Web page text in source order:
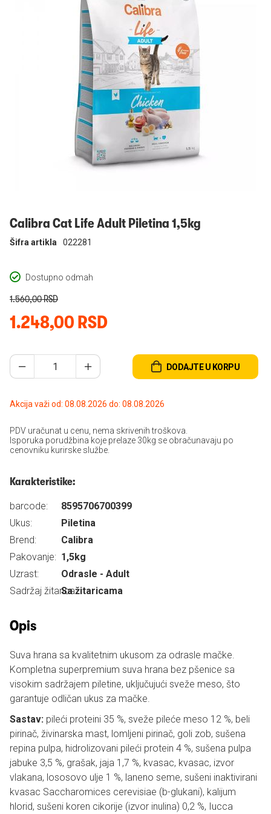
Calibra Cat Life Adult Piletina 1,5kg
Dostupno odmah
Šifra artikla 022281
1.248,00 RSD
1.560,00 RSD
DODAJTE U KORPU
Akcija važi od: 08.08.2026 do: 08.08.2026
PDV uračunat u cenu, nema skrivenih troškova.
Isporuka porudžbina koje prelaze 30kg se obračunavaju po
cenovniku kurirske službe.
Karakteristike:
barcode:
8595706700399
Ukus:
Piletina
Brend:
Calibra
Pakovanje: 1,5kg
Uzrast:
Odrasle - Adult
Sadržaj žitarica:Sa žitaricama
Opis
Suva hrana sa kvalitetnim ukusom za odrasle mačke.
Kompletna superpremium suva hrana bez pšenice sa
visokim sadržajem piletine, uključujući sveže meso, što
garantuje odličan ukus za mačke.
Sastav: pileći proteini 35 %, sveže pileće meso 12 %, beli
pirinač, živinarska mast, lomljeni pirinač, goli zob, sušena
repina pulpa, hidrolizovani pileći protein 4 %, sušena pulpa
jabuke 3,5 %, grašak, jaja 1,7 %, kvasac, kvasac, izvor
vlakana, lososovo ulje 1 %, laneno seme, sušeni inaktivirani
kvasac Saccharomices cerevisiae (b-glukani), kalijum
hlorid, sušeni koren cikorije (izvor inulina) 0,2 %, Iucca